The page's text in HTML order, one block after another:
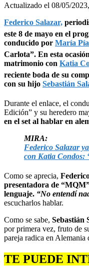
Actualizado el 08/05/
Federico Salazar,
este 8 de mayo en el
conducido por María
Carlota”. En esta
matrimonio con Katia
reciente boda de su
con su hijo Sebastián
Durante el enlace, el
Edición” y su heredero
en el set al hablar en
MIRA:
Federico Salazar
con Katia Condos:
Como se aprecia,
presentadora de
lenguaje. “No entendí
escucharlos hablar.
Como se sabe, Sebastián
por primera vez, fruto de
pareja radica en Alemania
TE PUEDE